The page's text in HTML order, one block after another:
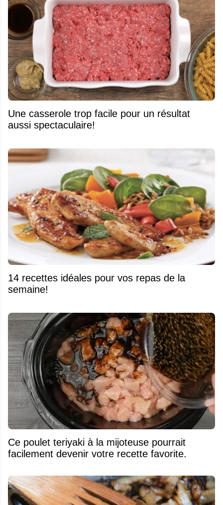
Une casserole trop facile pour un résultat
aussi spectaculaire!
14 recettes idéales pour vos repas de la
semaine!
Ce poulet teriyaki à la mijoteuse pourrait
facilement devenir votre recette favorite.